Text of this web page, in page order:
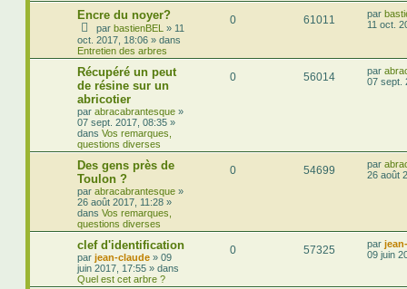
Encre du noyer?
par bastienBEL » 11
oct. 2017, 18:06 » dans
Entretien des arbres
0 61011 par
11 oct.
Récupéré un peut
de résine sur un
abricotier
par abracabrantesque »
07 sept. 2017, 08:35 »
dans Vos remarques,
questions diverses
0 56014 par
07 sept.
Des gens près de
Toulon ?
par abracabrantesque »
26 août 2017, 11:28 »
dans Vos remarques,
questions diverses
0 54699 par
26 août
clef d'identification
par jean-claude » 09
juin 2017, 17:55 » dans
Quel est cet arbre ?
0 57325 par
09 juin